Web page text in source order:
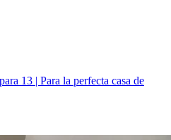
13 | Para la perfecta casa de